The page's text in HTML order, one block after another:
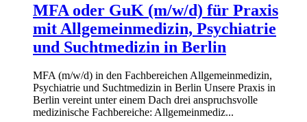
MFA oder GuK (m/w/d) für Praxis
mit Allgemeinmedizin, Psychiatrie
und Suchtmedizin in Berlin
MFA (m/w/d) in den Fachbereichen Allgemeinmedizin,
Psychiatrie und Suchtmedizin in Berlin Unsere Praxis in
Berlin vereint unter einem Dach drei anspruchsvolle
medizinische Fachbereiche: Allgemeinmediz...